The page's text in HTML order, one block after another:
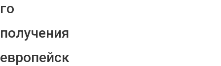
го
получения
европейск